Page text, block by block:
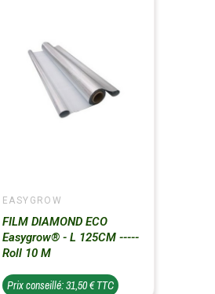
EASYGROW
FILM DIAMOND ECO
Easygrow® - L 125CM -----
Roll 10 M
Prix conseillé: 31,50 € TTC